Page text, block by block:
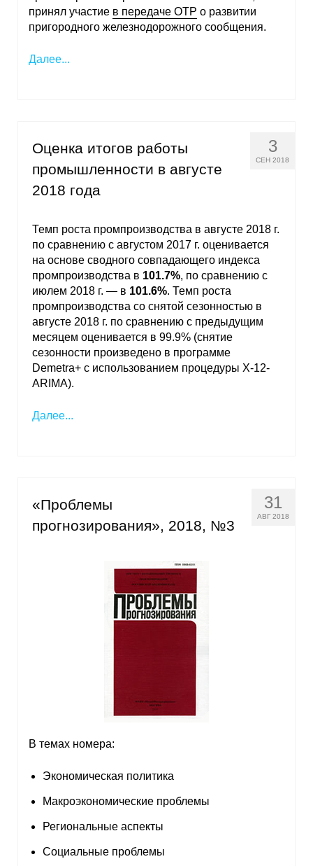
Материалы
принял участие в передаче ОТР о развитии
пригородного железнодорожного сообщения.
Далее...
3
СЕН 2018
Оценка итогов работы
промышленности в августе
2018 года
Темп роста промпроизводства в августе 2018 г.
по сравнению с августом 2017 г. оценивается
на основе сводного совпадающего индекса
промпроизводства в 101.7%, по сравнению с
июлем 2018 г. — в 101.6%. Темп роста
промпроизводства со снятой сезонностью в
августе 2018 г. по сравнению с предыдущим
месяцем оценивается в 99.9% (снятие
сезонности произведено в программе
Demetra+ с использованием процедуры X-12-
ARIMA).
Далее...
31
АВГ 2018
«Проблемы
прогнозирования», 2018, №3
В темах номера:
Экономическая политика
Макроэкономические проблемы
Региональные аспекты
Социальные проблемы